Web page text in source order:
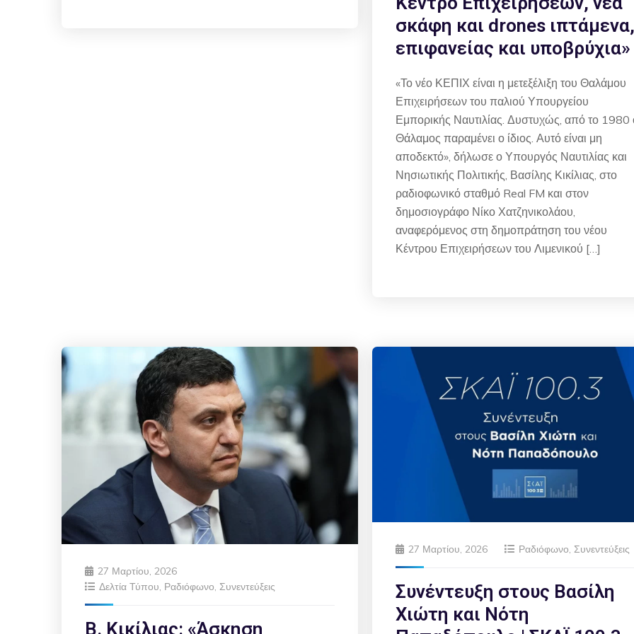
σκάφη και drones ιπτάμενα,
επιφανείας και υποβρύχια»
«Το νέο ΚΕΠΙΧ είναι η μετεξέλιξη του Θαλάμου
Επιχειρήσεων του παλιού Υπουργείου
Εμπορικής Ναυτιλίας. Δυστυχώς, από το 1980
Θάλαμος παραμένει ο ίδιος. Αυτό είναι μη
αποδεκτό», δήλωσε ο Υπουργός Ναυτιλίας και
Νησιωτικής Πολιτικής, Βασίλης Κικίλιας, στο
ραδιοφωνικό σταθμό Real FM και στον
δημοσιογράφο Νίκο Χατζηνικολάου,
αναφερόμενος στη δημοπράτηση του νέου
Κέντρου Επιχειρήσεων του Λιμενικού […]
27 Μαρτίου, 2026
Δελτία Τύπου, Ραδιόφωνο, Συνεντεύξεις
Β. Κικίλιας: «Άσκηση
27 Μαρτίου, 2026 Ραδιόφωνο, Συνεντεύξεις
Συνέντευξη στους Βασίλη
Χιώτη και Νότη